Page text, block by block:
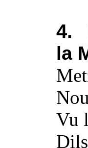
4.
la
Vu